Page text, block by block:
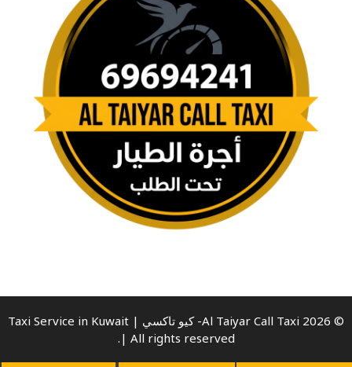
© 2026 Al Taiyar Call Taxi- كيو تاكسي | Taxi Service in Kuwait
| All rights reserved.